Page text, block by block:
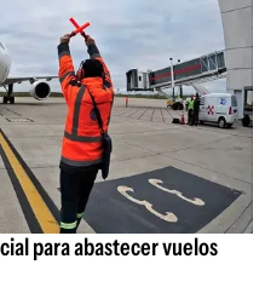
para abastecer vuelos